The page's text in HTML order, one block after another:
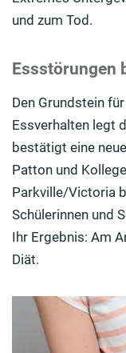
und zum Tod.
Essstörungen
Den Grundstein
Essverhalten legt
bestätigt eine
Patton und
Parkville/Victoria
Schülerinnen und
Ihr Ergebnis: Am
Diät.